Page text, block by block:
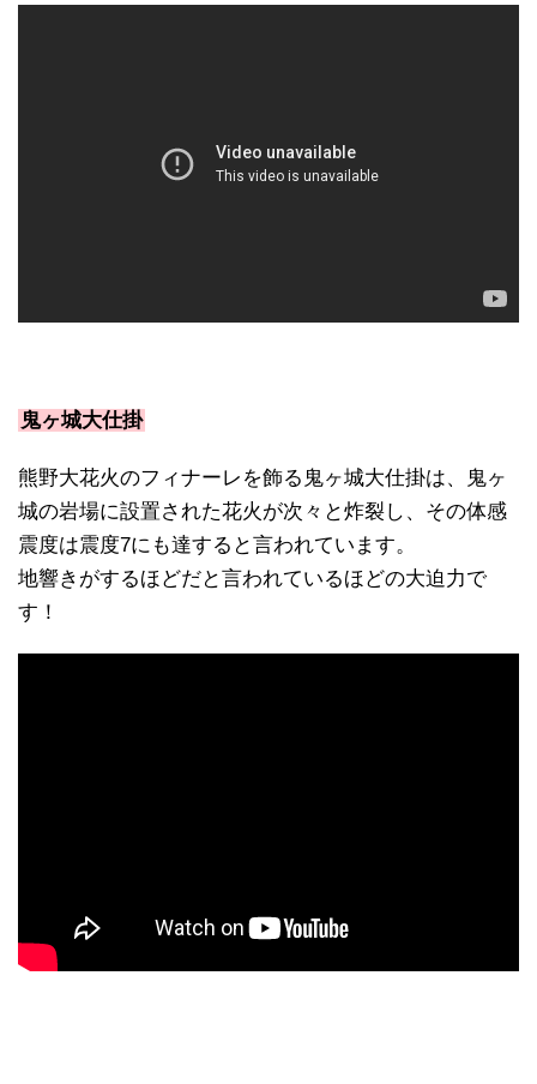
鬼ヶ城大仕掛
熊野大花火のフィナーレを飾る鬼ヶ城大仕掛は、鬼ヶ
城の岩場に設置された花火が次々と炸裂し、その体感
震度は震度7にも達すると言われています。
地響きがするほどだと言われているほどの大迫力で
す！